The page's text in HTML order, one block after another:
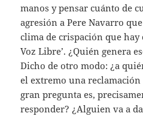
manos y pensar cuánto de
agresión a Pere Navarro
clima de crispación que hay
Voz Libre’. ¿Quién genera
Dicho de otro modo: ¿a
el extremo una
gran pregunta es,
responder? ¿Alguien va a